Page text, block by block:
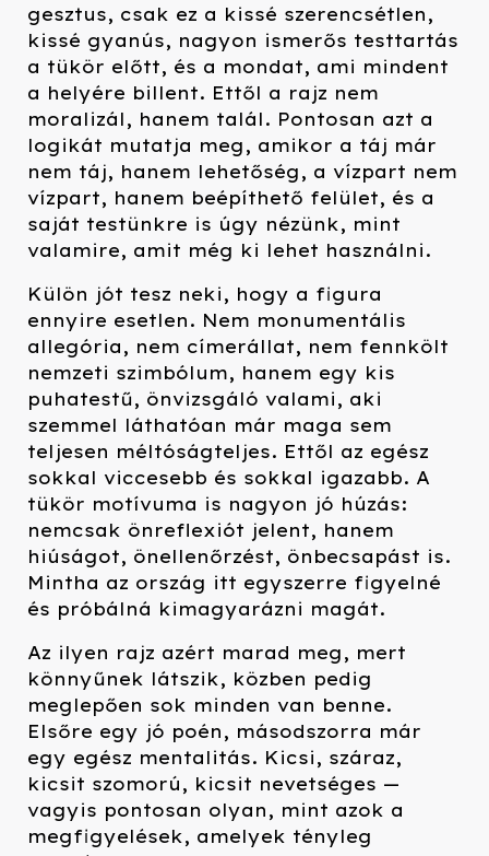
gesztus, csak ez a kissé szerencsétlen,
kissé gyanús, nagyon ismerős testtartás
a tükör előtt, és a mondat, ami mindent
a helyére billent. Ettől a rajz nem
moralizál, hanem talál. Pontosan azt a
logikát mutatja meg, amikor a táj már
nem táj, hanem lehetőség, a vízpart nem
vízpart, hanem beépíthető felület, és a
saját testünkre is úgy nézünk, mint
valamire, amit még ki lehet használni.
Külön jót tesz neki, hogy a figura
ennyire esetlen. Nem monumentális
allegória, nem címerállat, nem fennkölt
nemzeti szimbólum, hanem egy kis
puhatestű, önvizsgáló valami, aki
szemmel láthatóan már maga sem
teljesen méltóságteljes. Ettől az egész
sokkal viccesebb és sokkal igazabb. A
tükör motívuma is nagyon jó húzás:
nemcsak önreflexiót jelent, hanem
hiúságot, önellenőrzést, önbecsapást is.
Mintha az ország itt egyszerre figyelné
és próbálná kimagyarázni magát.
Az ilyen rajz azért marad meg, mert
könnyűnek látszik, közben pedig
meglepően sok minden van benne.
Elsőre egy jó poén, másodszorra már
egy egész mentalitás. Kicsi, száraz,
kicsit szomorú, kicsit nevetséges —
vagyis pontosan olyan, mint azok a
megfigyelések, amelyek tényleg